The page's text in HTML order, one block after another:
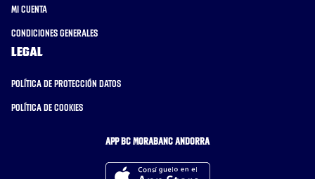
Mi cuenta
Condiciones generales
Legal
Política de protección datos
Política de cookies
APP BC MORABANC ANDORRA